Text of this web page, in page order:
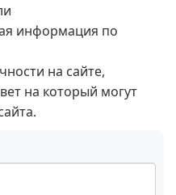
информация по
на сайте,
на который могут